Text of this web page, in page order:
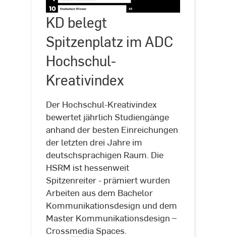
©
ADC
/Art
Directors
Club
KD belegt
Spitzenplatz im ADC
Hochschul-
Kreativindex
Der Hochschul-Kreativindex
bewertet jährlich Studiengänge
anhand der besten Einreichungen
der letzten drei Jahre im
deutschsprachigen Raum. Die
HSRM ist hessenweit
Spitzenreiter - prämiert wurden
Arbeiten aus dem Bachelor
Kommunikationsdesign und dem
Master Kommunikationsdesign –
Crossmedia Spaces.
KD
belegt
Spitzenplatz
im
ADC
Hochschul-
Kreativindex